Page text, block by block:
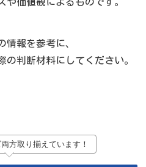
情報を参考に、
の判断材料にしてください。
方取り揃えています！